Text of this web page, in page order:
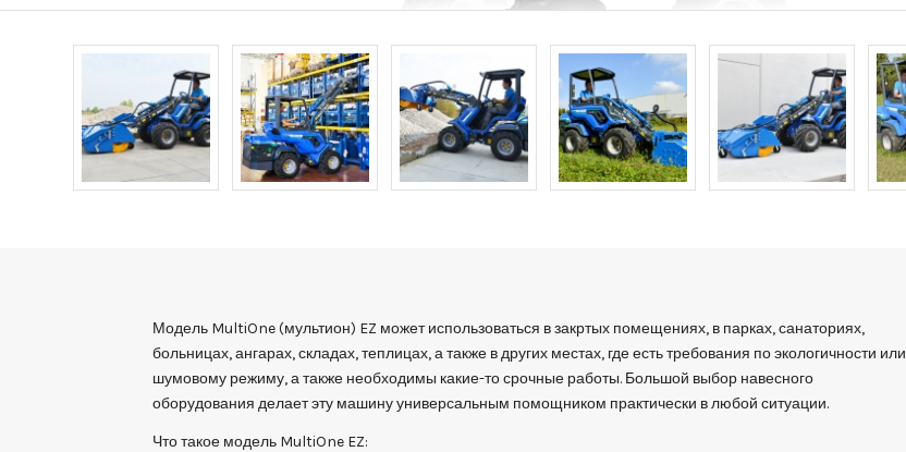
Модель MultiOne (мультион) EZ может использоваться в закртых помещениях, в парках, санаториях,
больницах, ангарах, складах, теплицах, а также в других местах, где есть требования по экологичности или
шумовому режиму, а также необходимы какие-то срочные работы. Большой выбор навесного
оборудования делает эту машину универсальным помощником практически в любой ситуации.
Что такое модель MultiOne EZ: